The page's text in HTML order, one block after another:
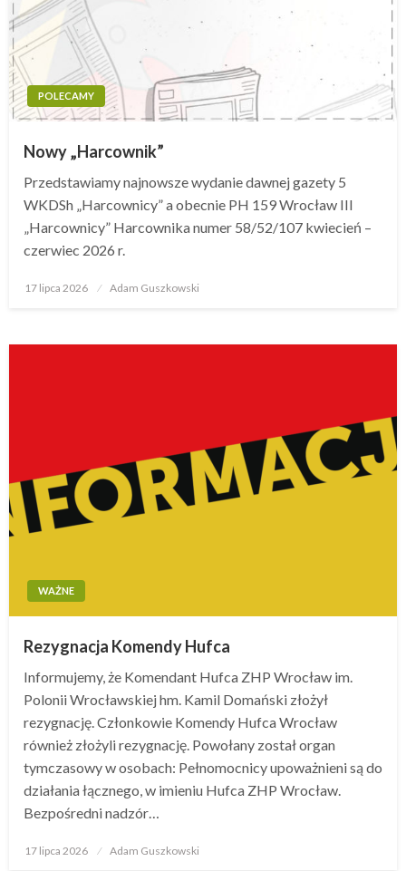
POLECAMY
Nowy „Harcownik”
Przedstawiamy najnowsze wydanie dawnej gazety 5
WKDSh „Harcownicy” a obecnie PH 159 Wrocław III
„Harcownicy” Harcownika numer 58/52/107 kwiecień –
czerwiec 2026 r.
Opublikowane
17 lipca 2026 Adam Guszkowski
WAŻNE
Rezygnacja Komendy Hufca
Informujemy, że Komendant Hufca ZHP Wrocław im.
Polonii Wrocławskiej hm. Kamil Domański złożył
rezygnację. Członkowie Komendy Hufca Wrocław
również złożyli rezygnację. Powołany został organ
tymczasowy w osobach: Pełnomocnicy upoważnieni są do
działania łącznego, w imieniu Hufca ZHP Wrocław.
Bezpośredni nadzór…
Opublikowane
17 lipca 2026 Adam Guszkowski